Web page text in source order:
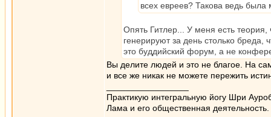
всех евреев? Такова ведь была
Опять Гитлер... У меня есть
генерируют за день столько бреда,
это буддийский форум, а не
Вы делите людей и это не благое. На
и все же никак не можете пережить
Практикую интегральную йогу Шри
Лама и его общественная деятельность.